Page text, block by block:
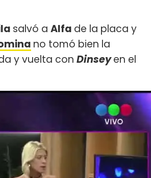
salvó a Alfa de la placa y
no tomó bien la
y vuelta con Dinseyen el